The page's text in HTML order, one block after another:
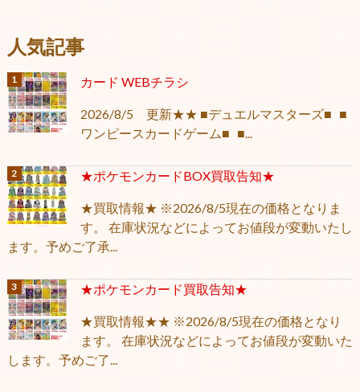
人気記事
カード WEBチラシ
2026/8/5 更新★★ ■デュエルマスターズ■ ■
ワンピースカードゲーム■ ■...
★ポケモンカードBOX買取告知★
★買取情報★ ※2026/8/5現在の価格となりま
す。 在庫状況などによってお値段が変動いたし
ます。予めご了承...
★ポケモンカード買取告知★
★買取情報★★ ※2026/8/5現在の価格となり
ます。 在庫状況などによってお値段が変動いた
します。予めご了...